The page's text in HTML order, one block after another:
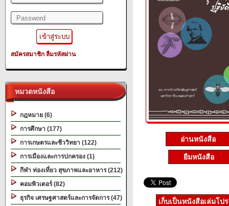
สมัครสมาชิก ลืมรหัสผ่าน
หมวดหนังสือ
กฎหมาย (6)
การศึกษา (177)
การเกษตรและชีววิทยา (122)
การเมืองและการปกครอง (1)
กีฬา ท่องเที่ยว สุขภาพและอาหาร (212)
คอมพิวเตอร์ (82)
ธุรกิจ เศรษฐศาสตร์และการจัดการ (47)
อ่านหนังสือ
ยืมหนังสือ
เก็บเป็นหนังสือเล่มโป